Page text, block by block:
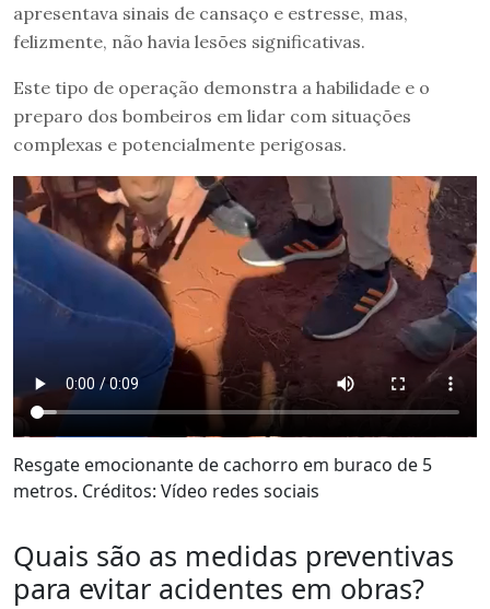
apresentava sinais de cansaço e estresse, mas,
felizmente, não havia lesões significativas.
Este tipo de operação demonstra a habilidade e o
preparo dos bombeiros em lidar com situações
complexas e potencialmente perigosas.
Resgate emocionante de cachorro em buraco de 5
metros. Créditos: Vídeo redes sociais
Quais são as medidas preventivas
para evitar acidentes em obras?